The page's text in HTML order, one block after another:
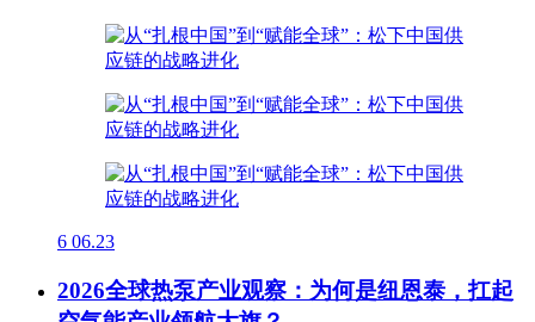
6 06.23
2026全球热泵产业观察：为何是纽恩泰，扛起